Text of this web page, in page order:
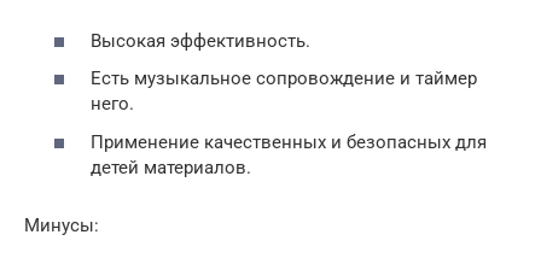
Высокая эффективность.
Есть музыкальное сопровождение и таймер
него.
Применение качественных и безопасных для
детей материалов.
Минусы: